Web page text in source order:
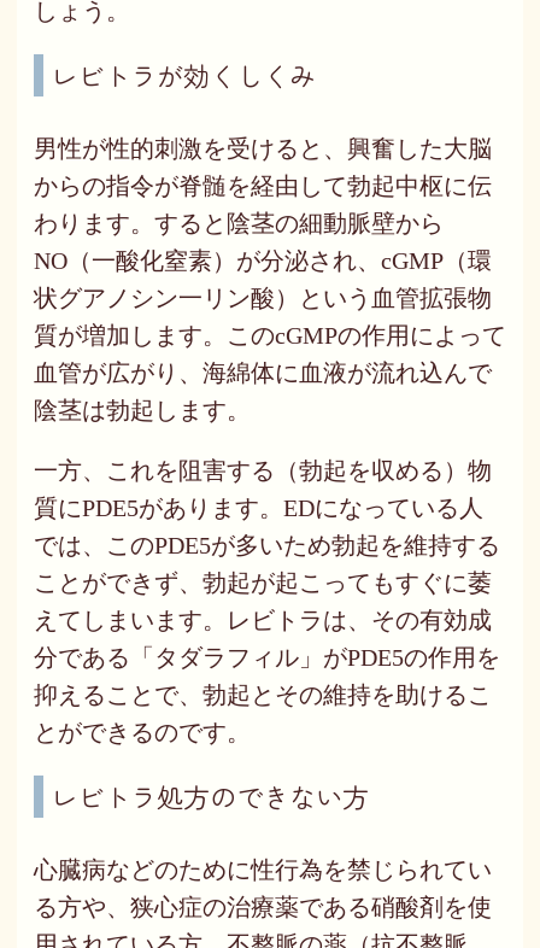
しょう。
レビトラが効くしくみ
男性が性的刺激を受けると、興奮した大脳
からの指令が脊髄を経由して勃起中枢に伝
わります。すると陰茎の細動脈壁から
NO（一酸化窒素）が分泌され、cGMP（環
状グアノシン一リン酸）という血管拡張物
質が増加します。このcGMPの作用によって
血管が広がり、海綿体に血液が流れ込んで
陰茎は勃起します。
一方、これを阻害する（勃起を収める）物
質にPDE5があります。EDになっている人
では、このPDE5が多いため勃起を維持する
ことができず、勃起が起こってもすぐに萎
えてしまいます。レビトラは、その有効成
分である「タダラフィル」がPDE5の作用を
抑えることで、勃起とその維持を助けるこ
とができるのです。
レビトラ処方のできない方
心臓病などのために性行為を禁じられてい
る方や、狭心症の治療薬である硝酸剤を使